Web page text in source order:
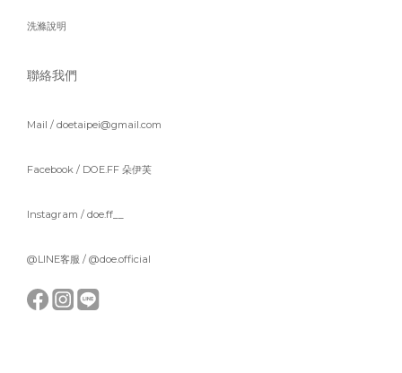
洗滌說明
聯絡我們
Mail / doetaipei@gmail.com
Facebook / DOE.FF 朵伊芙
Instagram / doe.ff__
@LINE客服 / @doe.official